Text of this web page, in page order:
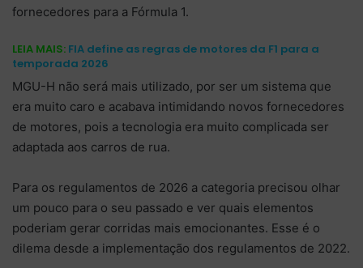
fornecedores para a Fórmula 1.
LEIA MAIS: FIA define as regras de motores da F1 para a
temporada 2026
MGU-H não será mais utilizado, por ser um sistema que
era muito caro e acabava intimidando novos fornecedores
de motores, pois a tecnologia era muito complicada ser
adaptada aos carros de rua.
Para os regulamentos de 2026 a categoria precisou olhar
um pouco para o seu passado e ver quais elementos
poderiam gerar corridas mais emocionantes. Esse é o
dilema desde a implementação dos regulamentos de 2022.